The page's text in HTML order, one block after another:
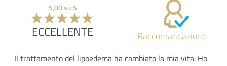
5,00 su 5
ECCELLENTE Raccomandazione
Il trattamento del lipoedema ha cambiato la mia vita. Ho